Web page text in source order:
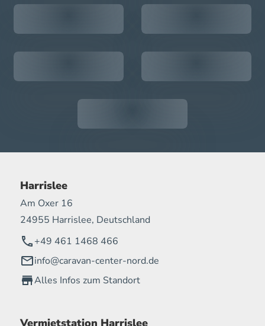
Harrislee
Am Oxer 16
24955 Harrislee, Deutschland
+49 461 1468 466
info@caravan-center-nord.de
Alles Infos zum Standort
Vermietstation Harrislee